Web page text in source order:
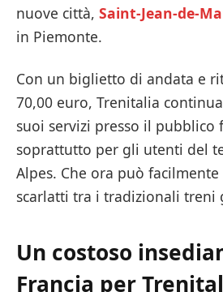
nuove città, Saint-Jean-de-
in Piemonte.
Con un biglietto di andata e
70,00 euro, Trenitalia
suoi servizi presso il pubblico
soprattutto per gli utenti del
Alpes. Che ora può
scarlatti tra i tradizionali treni
Un costoso
Francia per